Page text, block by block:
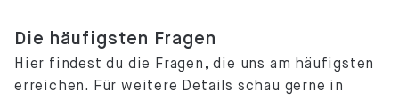
Die häufigsten Fragen
Hier findest du die Fragen, die uns am häufigsten
erreichen. Für weitere Details schau gerne in